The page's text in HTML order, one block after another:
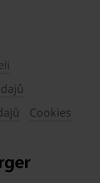
Cookies